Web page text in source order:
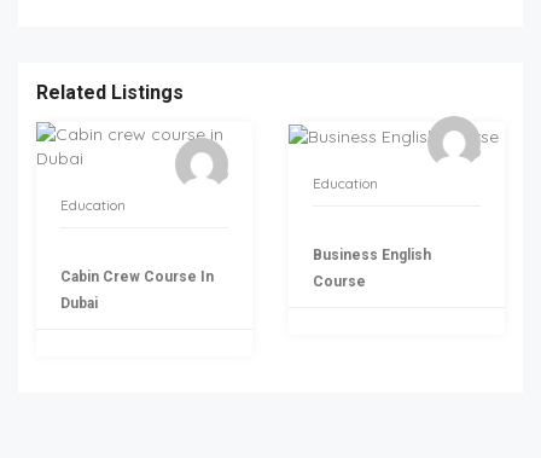
Related Listings
Education
Cabin Crew Course In
Dubai
Education
Business English
Course